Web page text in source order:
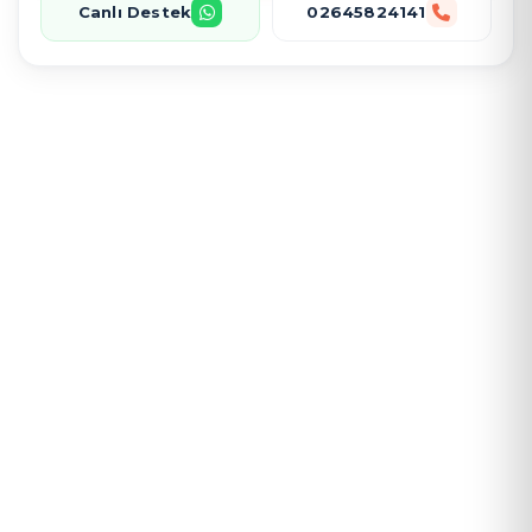
Canlı Destek 02645824141